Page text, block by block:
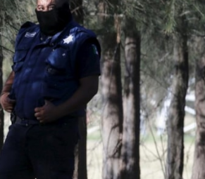
Zacatecas eyaletinde, gizli bir
10 cesedin bulunduğu bildirildi.